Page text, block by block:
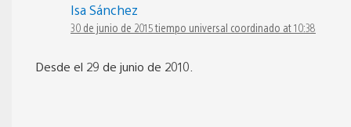
Isa Sánchez
30 de junio de 2015 tiempo universal coordinado at 10:38
Desde el 29 de junio de 2010.